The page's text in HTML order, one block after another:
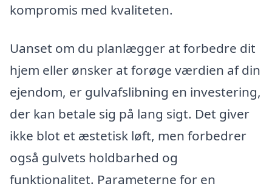
kompromis med kvaliteten.
Uanset om du planlægger at forbedre dit
hjem eller ønsker at forøge værdien af din
ejendom, er gulvafslibning en investering,
der kan betale sig på lang sigt. Det giver
ikke blot et æstetisk løft, men forbedrer
også gulvets holdbarhed og
funktionalitet. Parameterne for en